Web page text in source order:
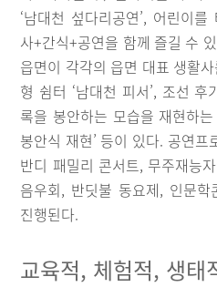
‘남대천 섶다리공연’, 어린이를
사+간식+공연을 함께 즐길 수
읍면이 각각의 읍면 대표 생활
형 쉼터 ‘남대천 피서’, 조선
록을 봉안하는 모습을 재현하
봉안식 재현’ 등이 있다. 공연프
반디 패밀리 콘서트, 무주재능
음우회, 반딧불 동요제, 인문학
진행된다.
교육적, 체험적, 생태